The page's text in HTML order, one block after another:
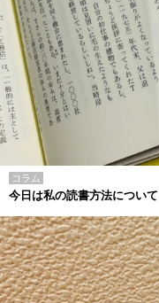
コラム
今日は私の読書方法について